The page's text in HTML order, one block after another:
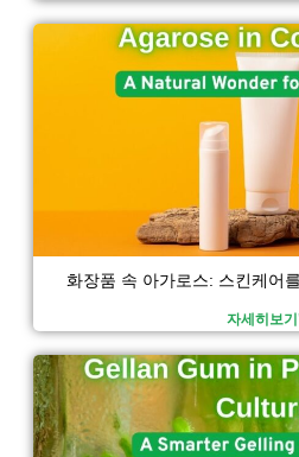
화장품 속 아가로스: 스킨케어
자세히보